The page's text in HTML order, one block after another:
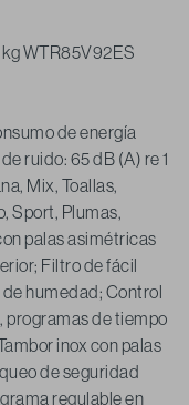
WTR85V92ES
de energía
ruido: 65 dB (A) re 1
Mix, Toallas,
Sport, Plumas,
palas asimétricas
Filtro de fácil
humedad; Control
programas de tiempo
inox con palas
de seguridad
regulable en